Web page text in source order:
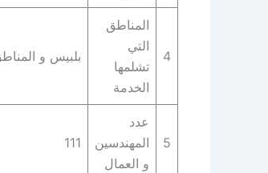
4
المناطق
التي
تشلمها
الخدمة
بلبيس و
5
عدد
المهندسين
و العمال
111